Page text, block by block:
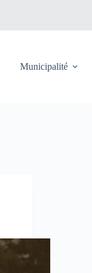
Municipalité